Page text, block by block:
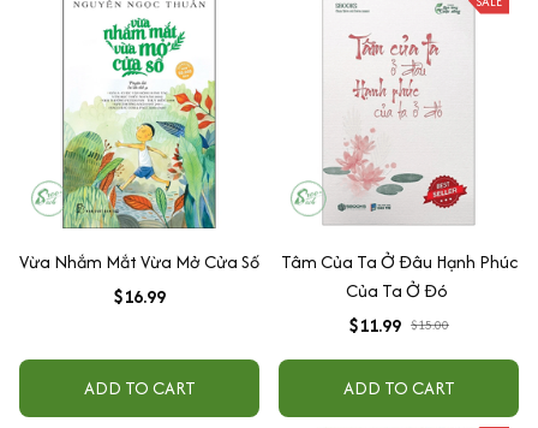
Vừa Nhắm Mắt Vừa Mở Cửa Số
$16.99
ADD TO CART
Tâm Của Ta Ở Đâu Hạnh Phúc
Của Ta Ở Đó
$11.99 $15.00
ADD TO CART